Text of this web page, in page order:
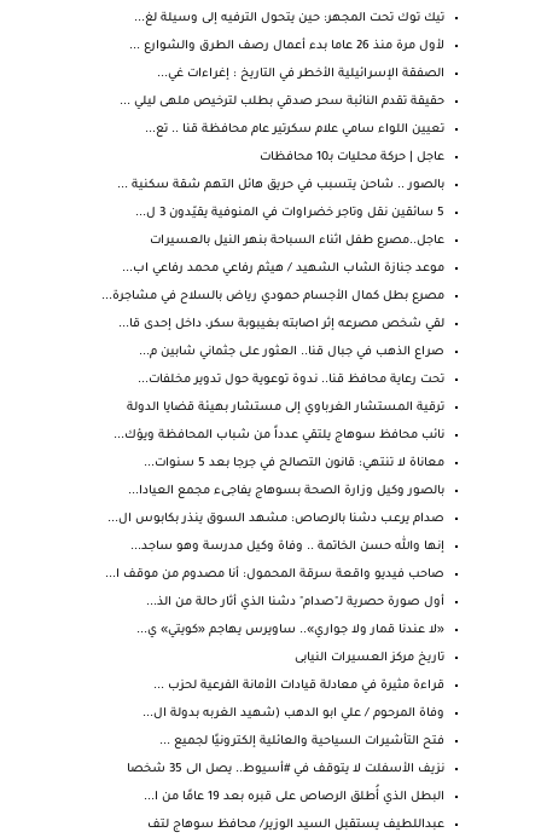
تيك توك تحت المجهر: حين يتحول الترفيه إلى وسيلة لغ...
لأول مرة منذ 26 عاما بدء أعمال رصف الطرق والشوارع ...
الصفقة الإسرائيلية الأخطر في التاريخ : إغراءات غي...
حقيقة تقدم النائبة سحر صدقي بطلب لترخيص ملهى ليلي ...
تعيين اللواء سامي علام سكرتير عام محافظة قنا .. تع...
عاجل | حركة محليات بـ10 محافظات
بالصور .. شاحن يتسبب في حريق هائل التهم شقة سكنية ...
5 سائقين نقل وتاجر خضراوات في المنوفية يقيّدون 3 ل...
عاجل..مصرع طفل اثناء السباحة بنهر النيل بالعسيرات
موعد جنازة الشاب الشهيد / هيثم رفاعي محمد رفاعي اب...
مصرع بطل كمال الأجسام حمودي رياض بالسلاح في مشاجرة...
لقي شخص مصرعه إثر اصابته بغيبوبة سكر، داخل إحدى قا...
صراع الذهب في جبال قنا.. العثور على جثماني شابين م...
تحت رعاية محافظ قنا.. ندوة توعوية حول تدوير مخلفات...
ترقية المستشار الغرباوي إلى مستشار بهيئة قضايا الدولة
نائب محافظ سوهاج يلتقي عدداً من شباب المحافظة ويؤك...
معاناة لا تنتهي: قانون التصالح في جرجا بعد 5 سنوات...
بالصور وكيل وزارة الصحة بسوهاج يفاجىء مجمع العيادا...
صدام يرعـب دشنا بالرصاص: مشهد السوق ينذر بكابوس ال...
إنها والله حسن الخاتمة .. وفاة وكيل مدرسة وهو ساجد...
صاحب فيديو واقعة سرقة المحمول: أنا مصدوم من موقف ا...
أول صورة حصرية لـ"صدام" دشنا الذي أثار حالة من الذ...
«لا عندنا قمار ولا جواري».. ساويرس يهاجم «كويتي» ي...
تاريخ مركز العسيرات النيابى
قراءة مثيرة في معادلة قيادات الأمانة الفرعية لحزب ...
وفاة المرحوم / علي ابو الدهب (شهيد الغربه بدولة ال...
فتح التأشيرات السياحية والعائلية إلكترونيًا لجميع ...
نزيف الأسفلت لا يتوقف في #أسيوط.. يصل الى 35 شخصا
البطل الذي أُطلق الرصاص على قبره بعد 19 عامًا من ا...
عبداللطيف يستقبل السيد الوزير/ محافظ سوهاج لتف